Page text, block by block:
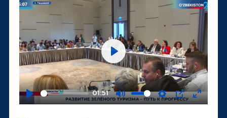
Play
01:51
Mute Settings
PIP Enter
Play